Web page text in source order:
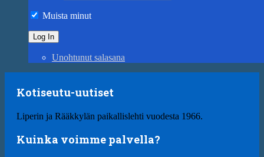
Muista minut
Unohtunut salasana
Kotiseutu-uutiset
Liperin ja Rääkkylän paikallislehti vuodesta 1966.
Kuinka voimme palvella?